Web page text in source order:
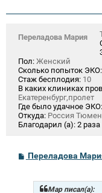
Переладова Мария
Пол: Женский
Сколько попыток ЭКО:
Стаж бесплодия: 10
В каких клиниках
Екатеренбург,пролет
Где было удачное ЭКО:
Откуда: Россия
Благодарил (а): 2 раза
СПереладова
Mар писал(а):